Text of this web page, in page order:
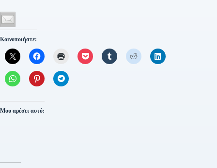
Κοινοποιήστε:
Μου αρέσει αυτό: